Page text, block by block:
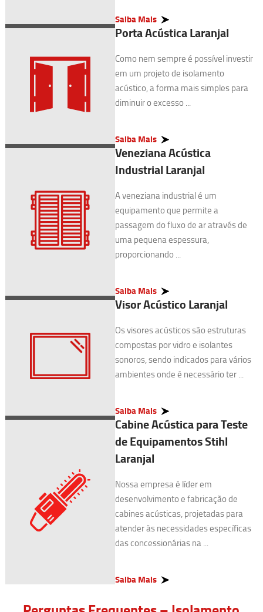
Saiba Mais
Porta Acústica Laranjal
Como nem sempre é possível investir
em um projeto de isolamento
acústico, a forma mais simples para
diminuir o excesso ...
Saiba Mais
Veneziana Acústica
Industrial Laranjal
A veneziana industrial é um
equipamento que permite a
passagem do fluxo de ar através de
uma pequena espessura,
proporcionando ...
Saiba Mais
Visor Acústico Laranjal
Os visores acústicos são estruturas
compostas por vidro e isolantes
sonoros, sendo indicados para vários
ambientes onde é necessário ter ...
Saiba Mais
Cabine Acústica para Teste
de Equipamentos Stihl
Laranjal
Nossa empresa é líder em
desenvolvimento e fabricação de
cabines acústicas, projetadas para
atender às necessidades específicas
das concessionárias na ...
Saiba Mais